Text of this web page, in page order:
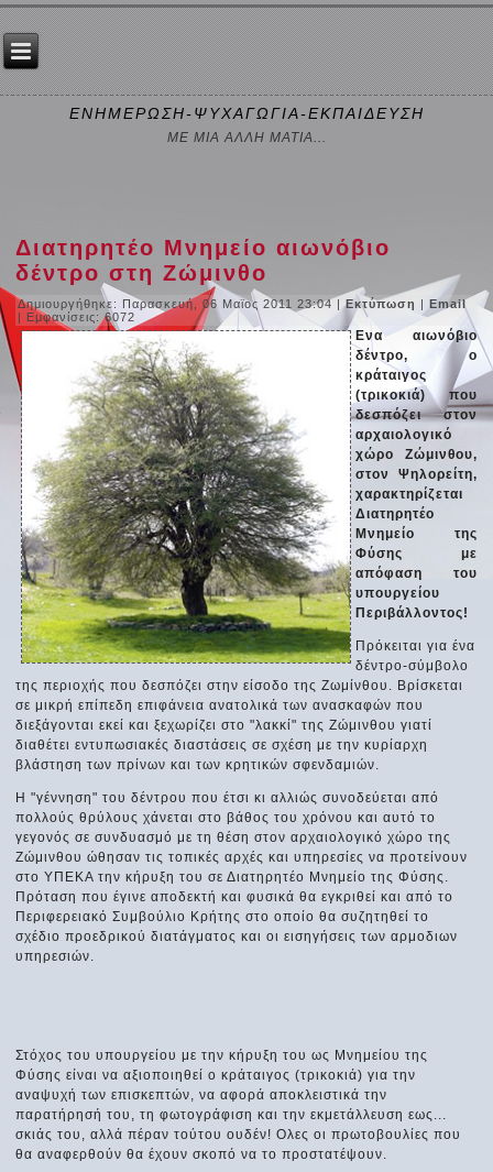
ΕΝΗΜΕΡΩΣΗ-ΨΥΧΑΓΩΓΙΑ-ΕΚΠΑΙΔΕΥΣΗ
ΜΕ ΜΙΑ ΑΛΛΗ ΜΑΤΙΑ...
Διατηρητέο Μνημείο αιωνόβιο
δέντρο στη Ζώμινθο
Δημιουργήθηκε: Παρασκευή, 06 Μαϊος 2011 23:04 |Εκτύπωση |Email
| Εμφανίσεις: 6072
Ενα αιωνόβιο
δέντρο, ο
κράταιγος
(τρικοκιά) που
δεσπόζει στον
αρχαιολογικό
χώρο Ζώμινθου,
στον Ψηλορείτη,
χαρακτηρίζεται
Διατηρητέο
Μνημείο της
Φύσης με
απόφαση του
υπουργείου
Περιβάλλοντος!
Πρόκειται για ένα
δέντρο-σύμβολο
της περιοχής που δεσπόζει στην είσοδο της Ζωμίνθου. Βρίσκεται
σε μικρή επίπεδη επιφάνεια ανατολικά των ανασκαφών που
διεξάγονται εκεί και ξεχωρίζει στο "λακκί" της Ζώμινθου γιατί
διαθέτει εντυπωσιακές διαστάσεις σε σχέση με την κυρίαρχη
βλάστηση των πρίνων και των κρητικών σφενδαμιών.
Η "γέννηση" του δέντρου που έτσι κι αλλιώς συνοδεύεται από
πολλούς θρύλους χάνεται στο βάθος του χρόνου και αυτό το
γεγονός σε συνδυασμό με τη θέση στον αρχαιολογικό χώρο της
Ζώμινθου ώθησαν τις τοπικές αρχές και υπηρεσίες να προτείνουν
στο ΥΠΕΚΑ την κήρυξη του σε Διατηρητέο Μνημείο της Φύσης.
Πρόταση που έγινε αποδεκτή και φυσικά θα εγκριθεί και από το
Περιφερειακό Συμβούλιο Κρήτης στο οποίο θα συζητηθεί το
σχέδιο προεδρικού διατάγματος και οι εισηγήσεις των αρμοδιων
υπηρεσιών.
Στόχος του υπουργείου με την κήρυξη του ως Μνημείου της
Φύσης είναι να αξιοποιηθεί ο κράταιγος (τρικοκιά) για την
αναψυχή των επισκεπτών, να αφορά αποκλειστικά την
παρατήρησή του, τη φωτογράφιση και την εκμετάλλευση εως...
σκιάς του, αλλά πέραν τούτου ουδέν! Ολες οι πρωτοβουλίες που
θα αναφερθούν θα έχουν σκοπό να το προστατέψουν.